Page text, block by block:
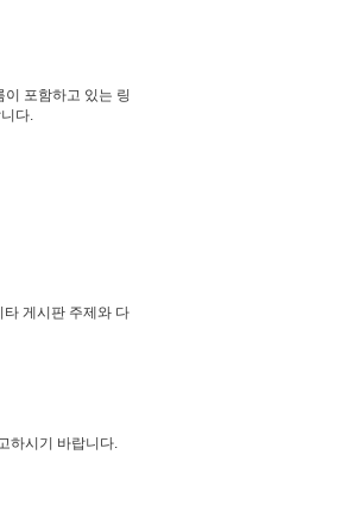
포함하고 있는 링
다.
게시판 주제와 다
하시기 바랍니다.